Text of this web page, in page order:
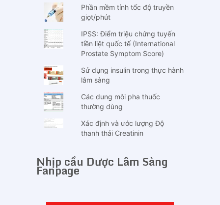
Phần mềm tính tốc độ truyền
giọt/phút
IPSS: Điểm triệu chứng tuyến
tiền liệt quốc tế (International
Prostate Symptom Score)
Sử dụng insulin trong thực hành
lâm sàng
Các dung môi pha thuốc
thường dùng
Xác định và ước lượng Độ
thanh thải Creatinin
Nhịp cầu Dược Lâm Sàng
Fanpage